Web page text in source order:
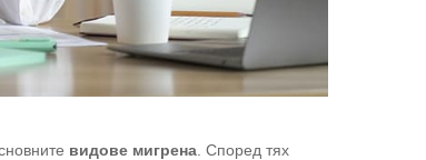
видове мигрена . Според тях